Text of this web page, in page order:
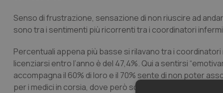
Senso di frustrazione, sensazione di non riuscire ad
sono tra i sentimenti più ricorrenti tra i coordinatori
Percentuali appena più basse si rilavano tra i
licenziarsi entro l’anno è del 47,4%. Qui a sentirsi
accompagna il 60% di loro e il 70% sente di non poter
per i medici in corsia, dove però scende al 53% la